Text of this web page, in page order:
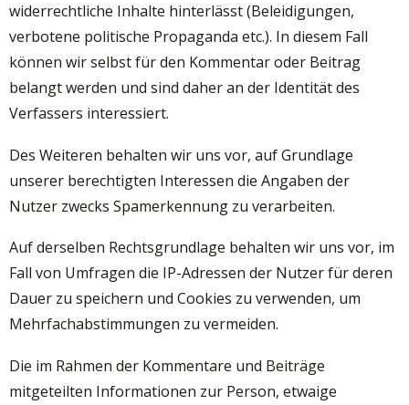
widerrechtliche Inhalte hinterlässt (Beleidigungen,
verbotene politische Propaganda etc.). In diesem Fall
können wir selbst für den Kommentar oder Beitrag
belangt werden und sind daher an der Identität des
Verfassers interessiert.
Des Weiteren behalten wir uns vor, auf Grundlage
unserer berechtigten Interessen die Angaben der
Nutzer zwecks Spamerkennung zu verarbeiten.
Auf derselben Rechtsgrundlage behalten wir uns vor, im
Fall von Umfragen die IP-Adressen der Nutzer für deren
Dauer zu speichern und Cookies zu verwenden, um
Mehrfachabstimmungen zu vermeiden.
Die im Rahmen der Kommentare und Beiträge
mitgeteilten Informationen zur Person, etwaige